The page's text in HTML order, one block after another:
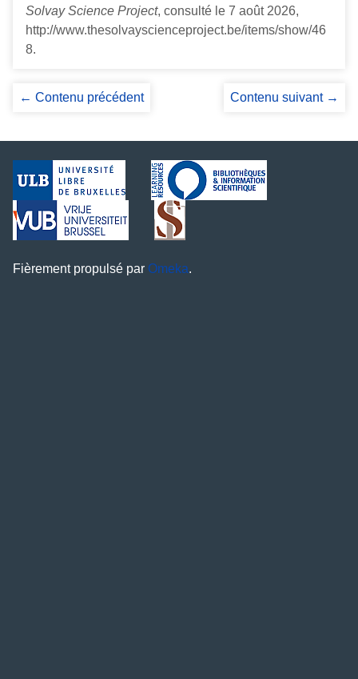
Solvay Science Project, consulté le 7 août 2026,
http://www.thesolvayscienceproject.be/items/show/46
8.
← Contenu précédent Contenu suivant →
Fièrement propulsé par Omeka.